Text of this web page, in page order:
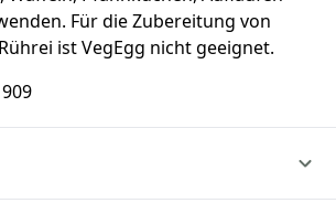
Für die Zubereitung von
ist VegEgg nicht geeignet.